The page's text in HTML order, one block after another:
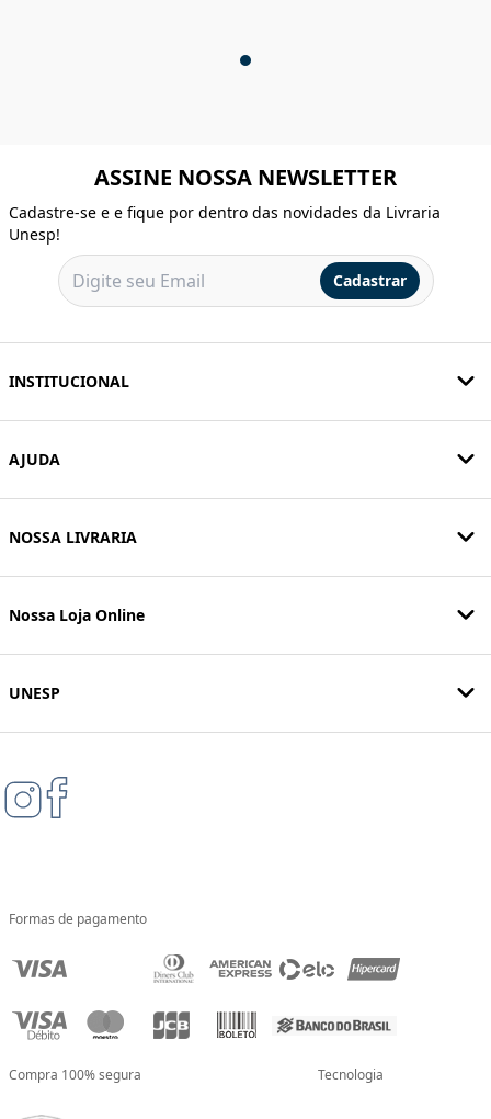
ASSINE NOSSA NEWSLETTER
Cadastre-se e e fique por dentro das novidades da Livraria
Unesp!
Cadastrar
INSTITUCIONAL
AJUDA
NOSSA LIVRARIA
Nossa Loja Online
UNESP
Formas de pagamento
Compra 100% segura Tecnologia